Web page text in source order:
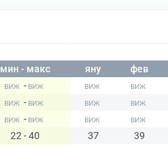
мин - макс яну фев
-
-
-
22 - 40 37 39